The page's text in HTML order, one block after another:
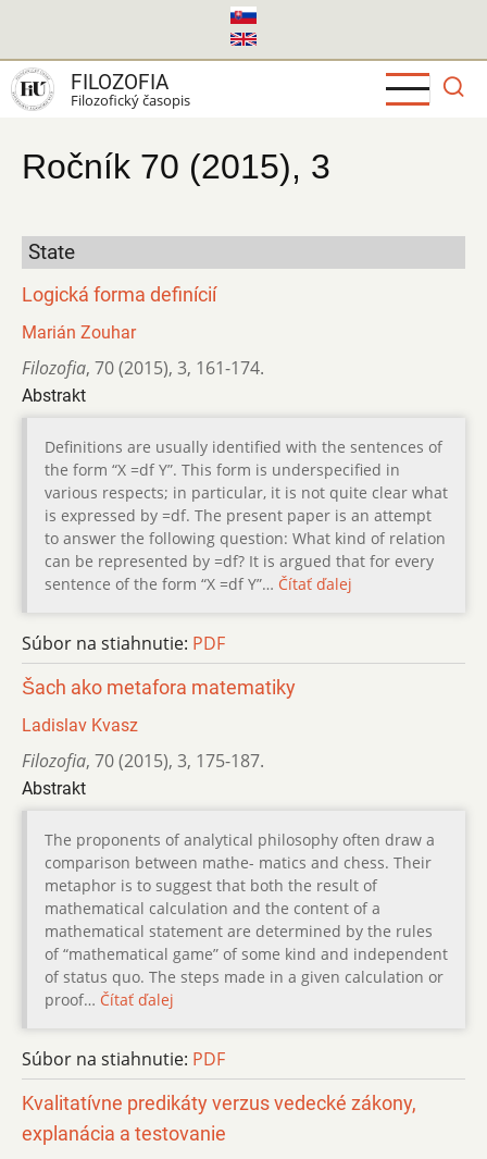
hlavný
obsah
FILOZOFIA
Filozofický časopis
Ročník 70 (2015), 3
State
Logická forma definícií
Marián Zouhar
Filozofia, 70 (2015), 3, 161-174.
Abstrakt
Definitions are usually identified with the sentences of
the form “X =df Y”. This form is underspecified in
various respects; in particular, it is not quite clear what
is expressed by =df. The present paper is an attempt
to answer the following question: What kind of relation
can be represented by =df? It is argued that for every
sentence of the form “X =df Y”… Čítať ďalej
Súbor na stiahnutie: PDF
Šach ako metafora matematiky
Ladislav Kvasz
Filozofia, 70 (2015), 3, 175-187.
Abstrakt
The proponents of analytical philosophy often draw a
comparison between mathe- matics and chess. Their
metaphor is to suggest that both the result of
mathematical calculation and the content of a
mathematical statement are determined by the rules
of “mathematical game” of some kind and independent
of status quo. The steps made in a given calculation or
proof… Čítať ďalej
Súbor na stiahnutie: PDF
Kvalitatívne predikáty verzus vedecké zákony,
explanácia a testovanie